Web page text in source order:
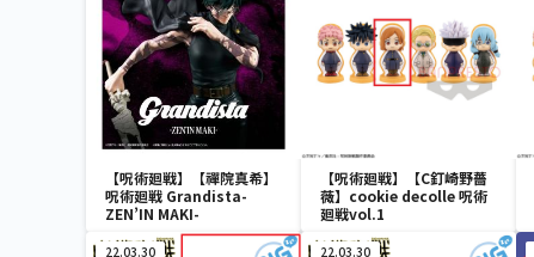
【呪術廻戦】【禪院真希】
呪術廻戦 Grandista-
ZEN’IN MAKI-
【呪術廻戦】【C釘崎野薔
薇】cookie decolle 呪術
廻戦vol.1
22.03.30 22.03.30